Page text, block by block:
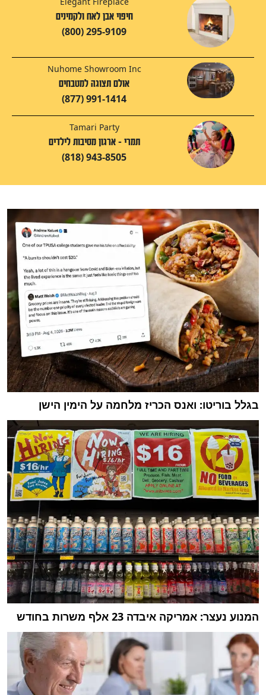
חיפוי אבן לאח ולקמינים
(800) 295-9109
Nuhome Showroom Inc
אולם תצוגה למטבחים
(877) 991-1414
Tamari Party
תמרי - ארגון מסיבות לילדים
(818) 943-8505
בגלל בוריטו: ואנס הכריז מלחמה על הימין הישן
המנוע נעצר: אמריקה איבדה 23 אלף משרות בחודש